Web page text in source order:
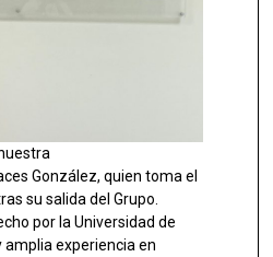
González, quien toma el
su salida del Grupo.
por la Universidad de
experiencia en